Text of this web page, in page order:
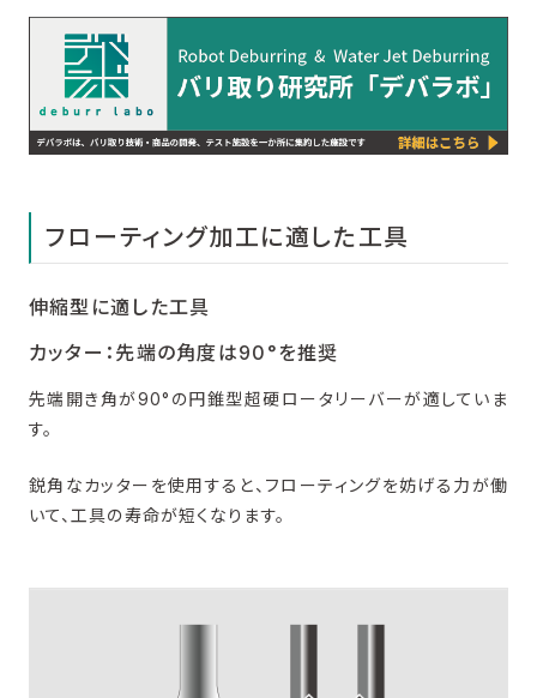
フローティング加工に適した工具
伸縮型に適した工具
カッター：先端の角度は90°を推奨
先端開き角が90°の円錐型超硬ロータリーバーが適していま
す。
鋭角なカッターを使用すると、フローティングを妨げる力が働
いて、工具の寿命が短くなります。